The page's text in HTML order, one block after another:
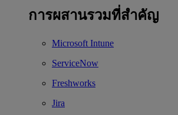
การผสานรวมที่สำคัญ
Microsoft Intune
ServiceNow
Freshworks
Jira